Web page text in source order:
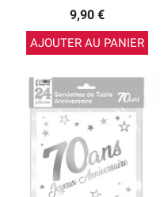
9,90 €
AJOUTER AU PANIER